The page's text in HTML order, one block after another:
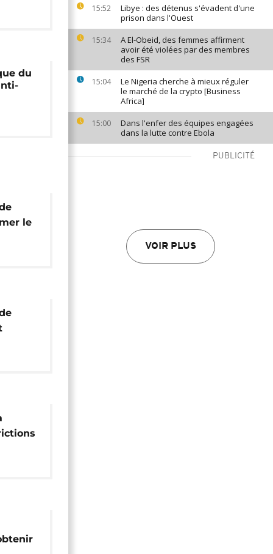
15:52
Libye : des détenus s'évadent d'une
prison dans l'Ouest
15:34
A El-Obeid, des femmes affirment
avoir été violées par des membres
des FSR
15:04
Le Nigeria cherche à mieux réguler
le marché de la crypto [Business
Africa]
15:00
Dans l'enfer des équipes engagées
dans la lutte contre Ebola
PUBLICITÉ
VOIR PLUS
du
le
aux